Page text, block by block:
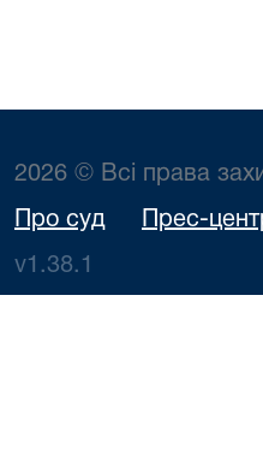
2026 © Всі права
Про суд Прес-
v1.38.1